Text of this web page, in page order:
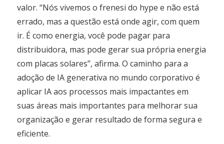
valor. “Nós vivemos o frenesi do hype e não está
errado, mas a questão está onde agir, com quem
ir. É como energia, você pode pagar para
distribuidora, mas pode gerar sua própria energia
com placas solares”, afirma. O caminho para a
adoção de IA generativa no mundo corporativo é
aplicar IA aos processos mais impactantes em
suas áreas mais importantes para melhorar sua
organização e gerar resultado de forma segura e
eficiente.